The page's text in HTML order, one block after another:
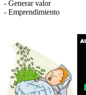
- Generar valor
- Emprendimiento